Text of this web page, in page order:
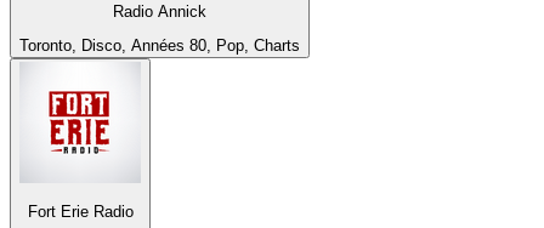
Radio Annick
Toronto, Disco, Années 80, Pop, Charts
Fort Erie Radio